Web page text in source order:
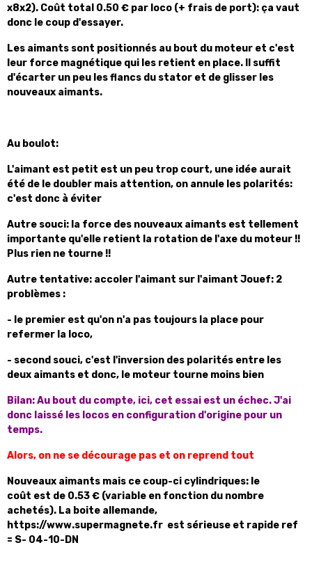
x8x2). Coût total 0.50 € par loco (+ frais de port): ça vaut
donc le coup d'essayer.
Les aimants sont positionnés au bout du moteur et c'est
leur force magnétique qui les retient en place. Il suffit
d'écarter un peu les flancs du stator et de glisser les
nouveaux aimants.
Au boulot:
L'aimant est petit est un peu trop court, une idée aurait
été de le doubler mais attention, on annule les polarités:
c'est donc à éviter
Autre souci: la force des nouveaux aimants est tellement
importante qu'elle retient la rotation de l'axe du moteur !!
Plus rien ne tourne !!
Autre tentative: accoler l'aimant sur l'aimant Jouef: 2
problèmes :
- le premier est qu'on n'a pas toujours la place pour
refermer la loco,
- second souci, c'est l'inversion des polarités entre les
deux aimants et donc, le moteur tourne moins bien
Bilan: Au bout du compte, ici, cet essai est un échec. J'ai
donc laissé les locos en configuration d'origine pour un
temps.
Alors, on ne se décourage pas et on reprend tout
Nouveaux aimants mais ce coup-ci cylindriques: le
coût est de 0.53 € (variable en fonction du nombre
achetés). La boite allemande,
https://www.supermagnete.fr est sérieuse et rapide ref
= S- 04-10-DN